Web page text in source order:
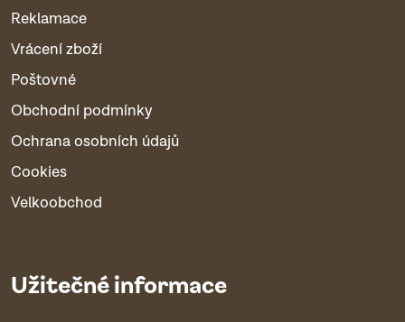
Reklamace
Vrácení zboží
Poštovné
Obchodní podmínky
Ochrana osobních údajů
Cookies
Velkoobchod
Užitečné informace